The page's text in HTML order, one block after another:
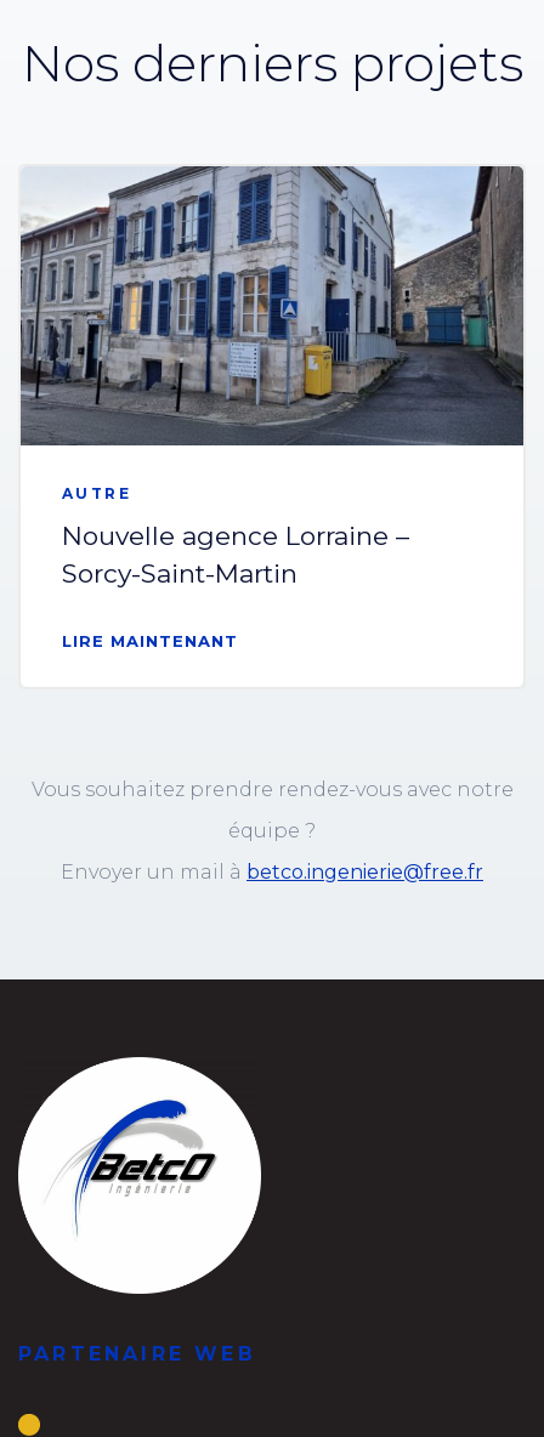
Nos derniers projets
AUTRE
Nouvelle agence Lorraine –
Sorcy-Saint-Martin
LIRE MAINTENANT
Vous souhaitez prendre rendez-vous avec notre
équipe ?
Envoyer un mail à betco.ingenierie@free.fr
PARTENAIRE WEB